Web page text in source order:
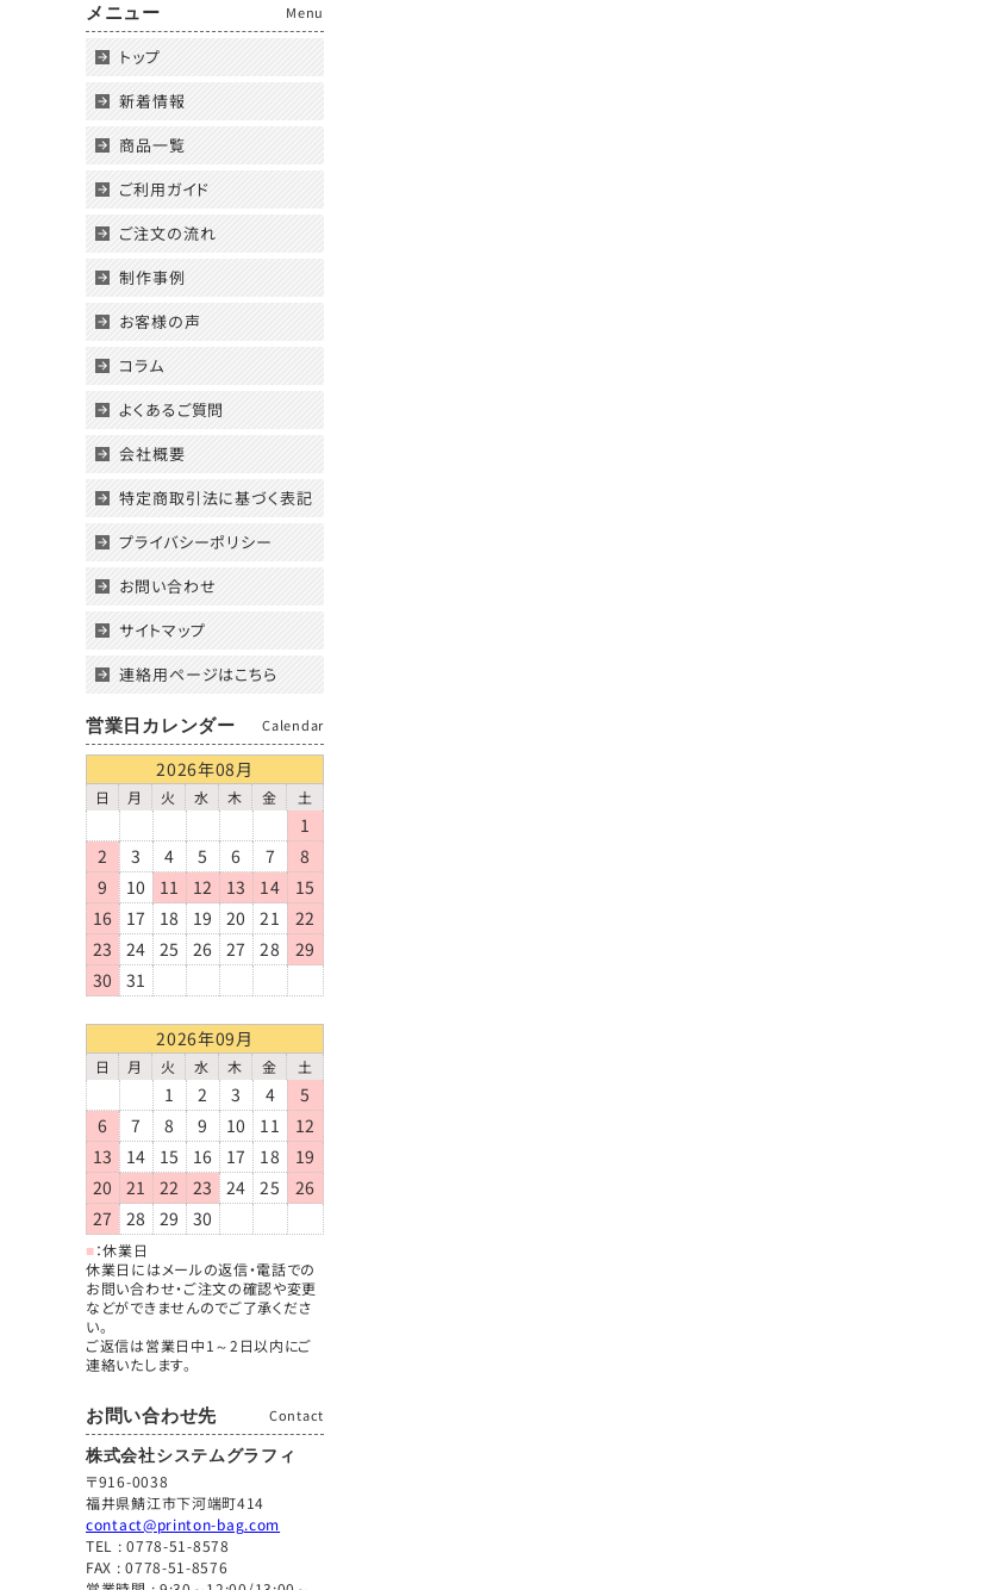
メニュー Menu
トップ
新着情報
商品一覧
ご利用ガイド
ご注文の流れ
制作事例
お客様の声
コラム
よくあるご質問
会社概要
特定商取引法に基づく表記
プライバシーポリシー
お問い合わせ
サイトマップ
連絡用ページはこちら
営業日カレンダー Calendar
2026年08月
日 月 火 水 木 金 土
1
2
3 4 5 6 7
8
9
10 11 12 13 14
15
16
17 18 19 20 21
22
23
24 25 26 27 28
29
30
31
2026年09月
日 月 火 水 木 金 土
1 2 3 4
5
6
7 8 9 10 11
12
13
14 15 16 17 18
19
20
21 22 23 24 25
26
27
28 29 30
■：休業日
休業日にはメールの返信・電話での
お問い合わせ・ご注文の確認や変更
などができませんのでご了承くださ
い。
ご返信は営業日中1～2日以内にご
連絡いたします。
お問い合わせ先 Contact
株式会社システムグラフィ
〒916-0038
福井県鯖江市下河端町414
contact@printon-bag.com
TEL :0778-51-8578
FAX : 0778-51-8576